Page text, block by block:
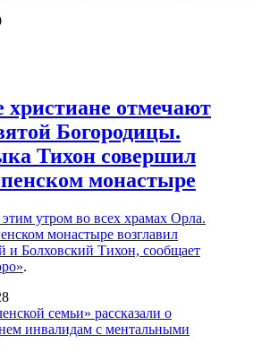
отмечают
Богородицы.
Тихон совершил
монастыре
утром во всех храмах Орла.
монастыре возглавил
и Болховский Тихон, сообщает
.